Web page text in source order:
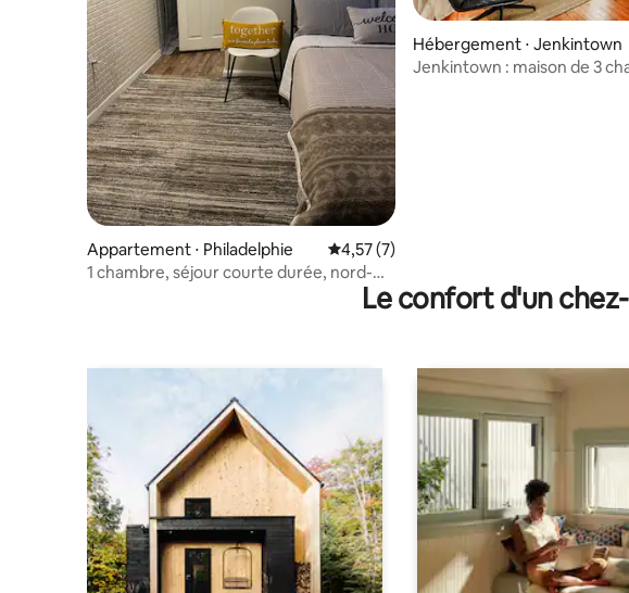
Appartement ⋅ Philadelphie Évaluation moyenne sur la base de 7
4,57 (7)
1 chambre, séjour courte durée, nord-
Hébergement ⋅ Jenkintown
Jenkintown : maison de 3
Le confort d'un